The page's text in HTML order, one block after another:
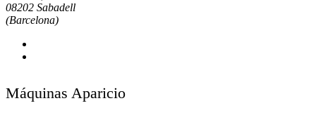
08202 Sabadell
(Barcelona)
Máquinas Aparicio